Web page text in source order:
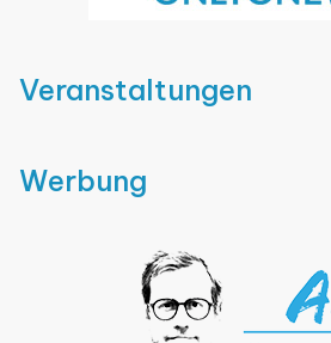
Veranstaltungen
Werbung